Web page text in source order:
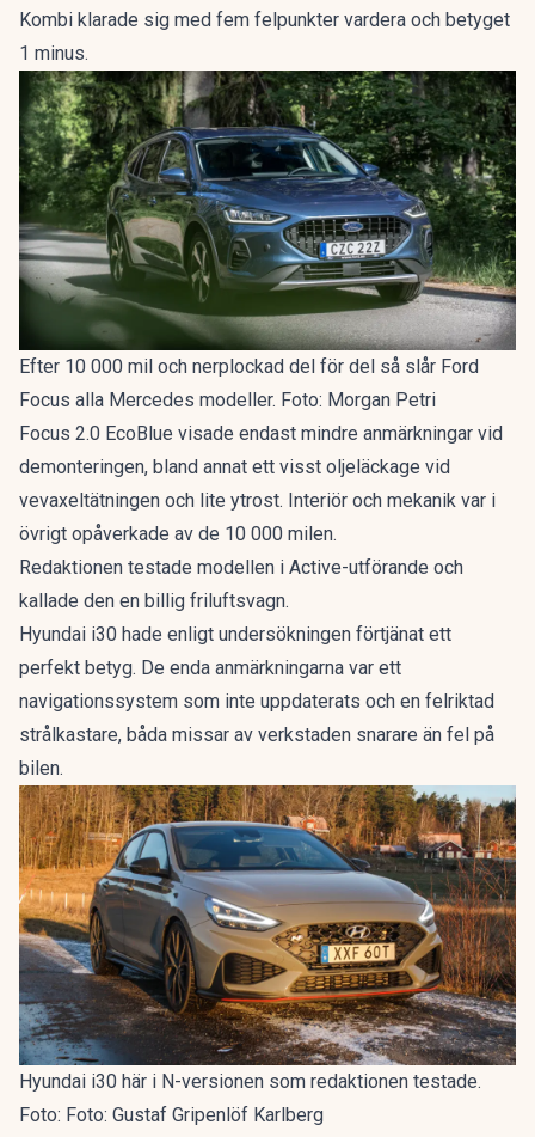
Kombi klarade sig med fem felpunkter vardera och betyget
1 minus.
Efter 10 000 mil och nerplockad del för del så slår Ford
Focus alla Mercedes modeller. Foto: Morgan Petri
Focus 2.0 EcoBlue visade endast mindre anmärkningar vid
demonteringen, bland annat ett visst oljeläckage vid
vevaxeltätningen och lite ytrost. Interiör och mekanik var i
övrigt opåverkade av de 10 000 milen.
Redaktionen testade modellen i Active-utförande och
kallade den en billig friluftsvagn.
Hyundai i30 hade enligt undersökningen förtjänat ett
perfekt betyg. De enda anmärkningarna var ett
navigationssystem som inte uppdaterats och en felriktad
strålkastare, båda missar av verkstaden snarare än fel på
bilen.
Hyundai i30 här i N-versionen som redaktionen testade.
Foto: Foto: Gustaf Gripenlöf Karlberg